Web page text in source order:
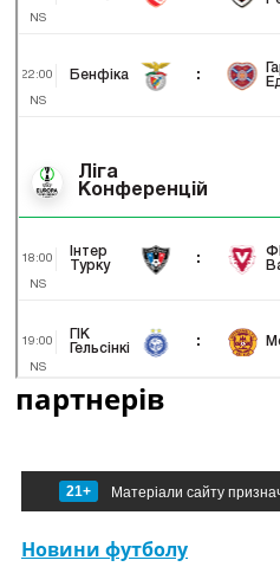
партнерів
21+ Матеріали сайту
Новини футболу